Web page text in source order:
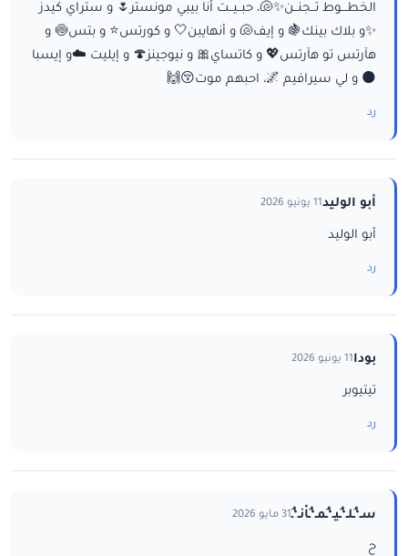
الخطـــوط تــجنــن✨🐚، حبــيــت أنا بيبي مونستر🌷 و ستراي كيدز
✨و بلاك بينك🍇 و إيف🐚 و أنهايبن🤍 و كورتس⭐ و بتس🍥 و
هآرتس تو هآرتس💖 و كاتساي🎀 و نيوجينز🍄 و إيليت ☁️و إيسبا
🌑 و لي سيرافيم 🌌، احبهم موت😚🙌
رد
أبو الوليد11 يونيو 2026
أبو الوليد
رد
بودا11 يونيو 2026
تيتيوبر
رد
سـ‘ـُلـ‘ـُيـ‘ـُمـ‘ـُاْنـ‘ـُ31 مايو 2026
ح